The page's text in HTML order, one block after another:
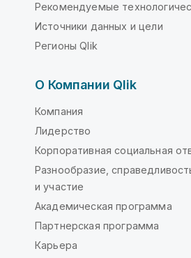
Рекомендуемые
Источники данных и цели
Регионы Qlik
О Компании Qlik
Компания
Лидерство
Корпоративная социальная
Разнообразие,
и участие
Академическая программа
Партнерская программа
Карьера